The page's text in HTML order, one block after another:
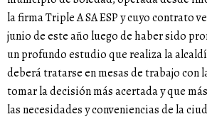
la firma Triple A SA ESP y cuyo contrato
junio de este año luego de haber sido
un profundo estudio que realiza la
deberá tratarse en mesas de trabajo con
tomar la decisión más acertada y que
las necesidades y conveniencias de la